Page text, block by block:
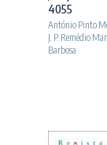
era:
4055
António Pinto
J. P. Remédio
Barbosa